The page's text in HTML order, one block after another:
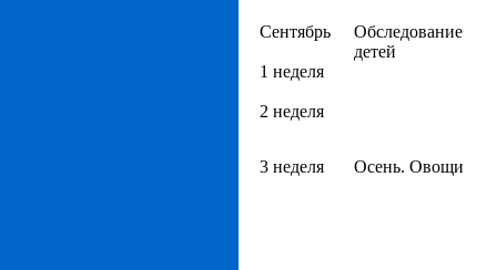
Сентябрь
1 неделя
2 неделя
Обследование
детей
3 неделя Осень. Овощи